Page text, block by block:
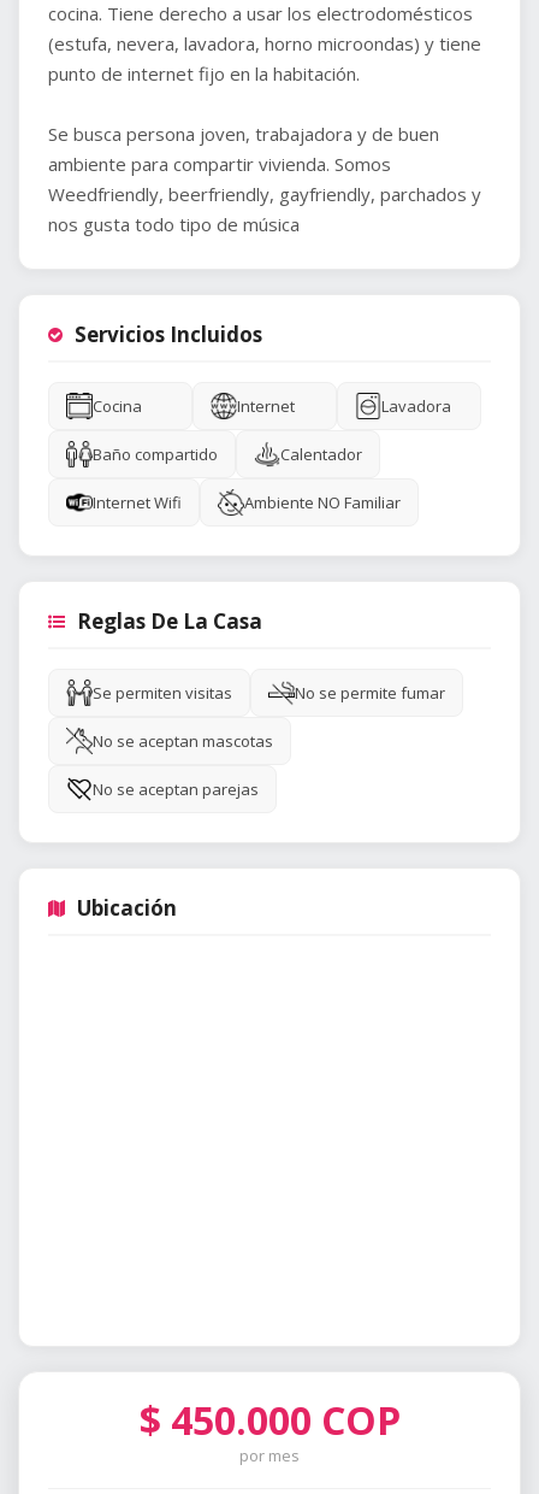
cocina. Tiene derecho a usar los electrodomésticos
(estufa, nevera, lavadora, horno microondas) y tiene
punto de internet fijo en la habitación.
Se busca persona joven, trabajadora y de buen
ambiente para compartir vivienda. Somos
Weedfriendly, beerfriendly, gayfriendly, parchados y
nos gusta todo tipo de música
Servicios Incluidos
Cocina Internet Lavadora
Baño compartido Calentador
Internet Wifi Ambiente NO Familiar
Reglas De La Casa
Se permiten visitas No se permite fumar
No se aceptan mascotas
No se aceptan parejas
Ubicación
$ 450.000 COP
por mes